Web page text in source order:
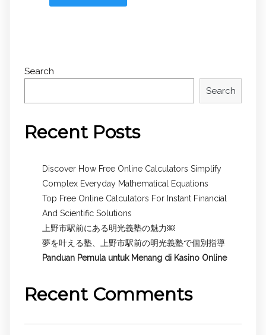
Search
Search
Recent Posts
Discover How Free Online Calculators Simplify
Complex Everyday Mathematical Equations
Top Free Online Calculators For Instant Financial
And Scientific Solutions
上野市駅前にある明光義塾の魅力￼
夢を叶える塾、上野市駅前の明光義塾で個別指導
Panduan Pemula untuk Menang di Kasino Online
Recent Comments